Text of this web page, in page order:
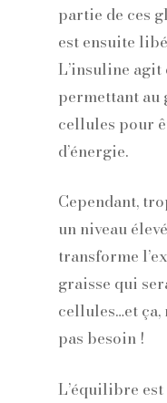
partie de ces
est ensuite
L’insuline
permettant au
cellules pour
d’énergie.
Cependant,
un niveau
transforme
graisse qui
cellules…et ça,
pas besoin !
L’équilibre